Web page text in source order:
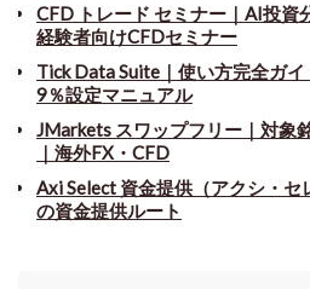
CFD トレード セミナー ｜ AI投資
経験者向けCFDセミナー
Tick Data Suite ｜ 使い方完全ガ
9％設定マニュアル
JMarkets スワップフリー ｜ 対象
｜海外FX・CFD
Axi Select 資金提供（アクシ・
の資金提供ルート